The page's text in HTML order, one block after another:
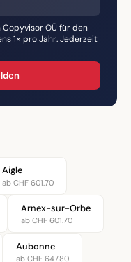
OÜ für den
1× pro Jahr. Jederzeit
Aigle
ab CHF 601.70
Arnex-sur-Orbe
ab CHF 601.70
Aubonne
ab CHF 647.80